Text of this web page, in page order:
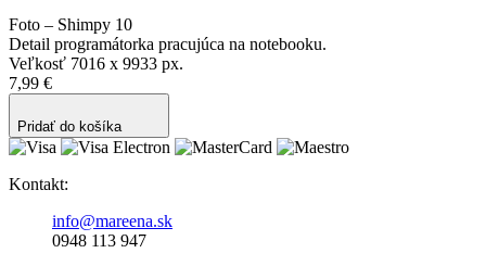
Foto – Shimpy 10
Detail programátorka pracujúca na notebooku.
Veľkosť 7016 x 9933 px.
7,99 €
Pridať do košíka
Kontakt:
info@mareena.sk
0948 113 947